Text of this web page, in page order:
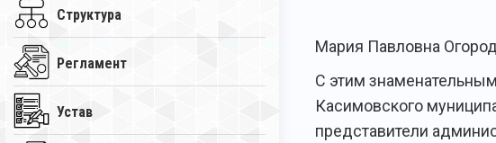
Структура
Регламент
Устав
Мария Павловна
С этим
Касимовского
представители